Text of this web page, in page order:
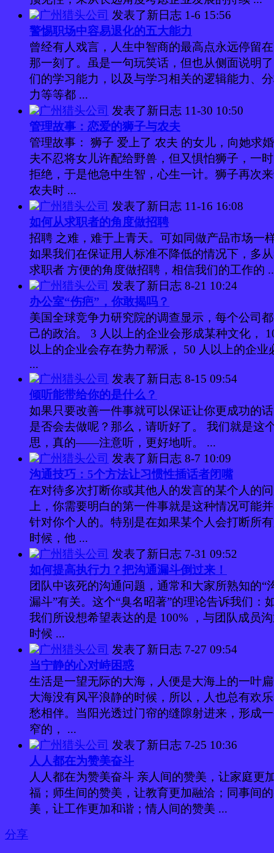
广州猎头公司 发表了新日志 1-6 15:56
警惕职场中容易退化的五大能力
曾经有人戏言，人生中智商的最高点永远停留
那一刻了。虽是一句玩笑话，但也从侧面说明
们的学习能力，以及与学习相关的逻辑能力、
力等等都 ...
广州猎头公司 发表了新日志 11-30 10:50
管理故事：恋爱的狮子与农夫
管理故事： 狮子 爱上了 农夫 的女儿，向她求
夫不忍将女儿许配给野兽，但又惧怕狮子，一
拒绝，于是他急中生智，心生一计。狮子再次
农夫时 ...
广州猎头公司 发表了新日志 11-16 16:08
如何从求职者的角度做招聘
招聘 之难，难于上青天。可如同做产品市场一
如果我们在保证用人标准不降低的情况下，多
求职者 方便的角度做招聘，相信我们的工作的
广州猎头公司 发表了新日志 8-21 10:24
办公室“伤疤”，你敢揭吗？
美国全球竞争力研究院的调查显示，每个公司
己的政治。 3 人以上的企业会形成某种文化，
以上的企业会存在势力帮派， 50 人以上的企业
...
广州猎头公司 发表了新日志 8-15 09:54
倾听能带给你的是什么？
如果只要改善一件事就可以保证让你更成功的
是否会去做呢？那么，请听好了。 我们就是这
思，真的——注意听，更好地听。 ...
广州猎头公司 发表了新日志 8-7 10:09
沟通技巧：5个方法让习惯性插话者闭嘴
在对待多次打断你或其他人的发言的某个人的
上，你需要明白的第一件事就是这种情况可能
针对你个人的。特别是在如果某个人会打断所
时候，他 ...
广州猎头公司 发表了新日志 7-31 09:52
如何提高执行力？把沟通漏斗倒过来！
团队中该死的沟通问题，通常和大家所熟知的“
漏斗”有关。这个“臭名昭著”的理论告诉我们：
我们所设想希望表达的是 100% ，与团队成员
时候 ...
广州猎头公司 发表了新日志 7-27 09:54
当宁静的心对峙困惑
生活是一望无际的大海，人便是大海上的一叶
大海没有风平浪静的时候，所以，人也总有欢
愁相伴。当阳光透过门帘的缝隙射进来，形成
窄的， ...
广州猎头公司 发表了新日志 7-25 10:36
人人都在为赞美奋斗
人人都在为赞美奋斗 亲人间的赞美，让家庭更
福；师生间的赞美，让教育更加融洽；同事间
美，让工作更加和谐；情人间的赞美 ...
分享